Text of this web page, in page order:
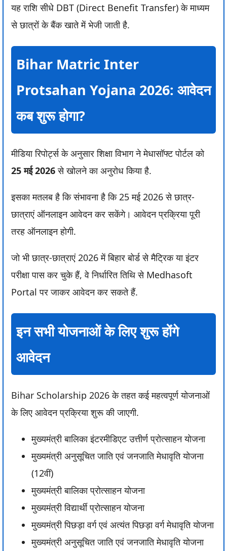
यह राशि सीधे DBT (Direct Benefit Transfer) के माध्यम
से छात्रों के बैंक खाते में भेजी जाती है.
Bihar Matric Inter
Protsahan Yojana 2026: आवेदन
कब शुरू होगा?
मीडिया रिपोर्ट्स के अनुसार शिक्षा विभाग ने मेधासॉफ्ट पोर्टल को
25 मई 2026से खोलने का अनुरोध किया है.
इसका मतलब है कि संभावना है कि 25 मई 2026 से छात्र-
छात्राएं ऑनलाइन आवेदन कर सकेंगे। आवेदन प्रक्रिया पूरी
तरह ऑनलाइन होगी.
जो भी छात्र-छात्राएं 2026 में बिहार बोर्ड से मैट्रिक या इंटर
परीक्षा पास कर चुके हैं, वे निर्धारित तिथि से Medhasoft
Portal पर जाकर आवेदन कर सकते हैं.
इन सभी योजनाओं के लिए शुरू होंगे
आवेदन
Bihar Scholarship 2026 के तहत कई महत्वपूर्ण योजनाओं
के लिए आवेदन प्रक्रिया शुरू की जाएगी.
मुख्यमंत्री बालिका इंटरमीडिएट उत्तीर्ण प्रोत्साहन योजना
मुख्यमंत्री अनुसूचित जाति एवं जनजाति मेधावृति योजना
(12वीं)
मुख्यमंत्री बालिका प्रोत्साहन योजना
मुख्यमंत्री विद्यार्थी प्रोत्साहन योजना
मुख्यमंत्री पिछड़ा वर्ग एवं अत्यंत पिछड़ा वर्ग मेधावृति योजना
मुख्यमंत्री अनुसूचित जाति एवं जनजाति मेधावृति योजना